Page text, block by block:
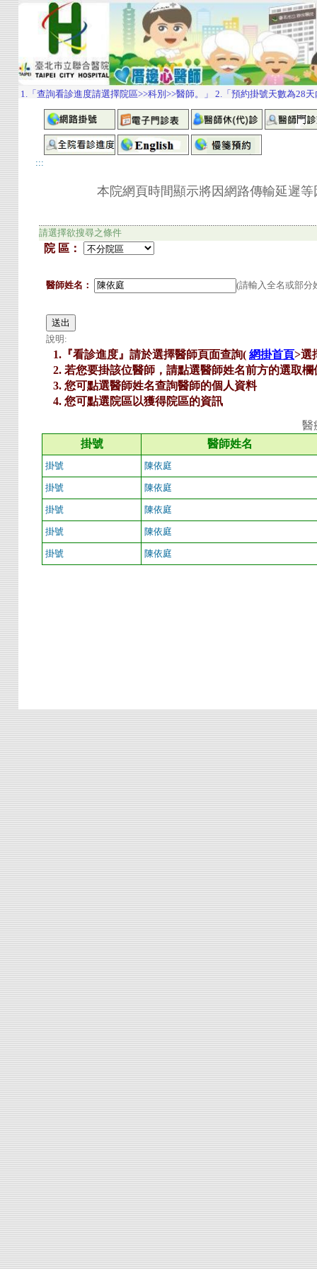
:::
本院網頁時間顯示將因網路傳輸延遲等
請選擇欲搜尋之條件
院 區 ：
醫師姓名： (請輸入全名或部分
說明:
1.『看診進度』請於選擇醫師頁面查詢( 網掛首頁>選
2. 若您要掛該位醫師，請點選醫師姓名前方的選取欄
3. 您可點選醫師姓名查詢醫師的個人資料
4. 您可點選院區以獲得院區的資訊
醫
掛號
醫師姓名
掛號 陳依庭
掛號 陳依庭
掛號 陳依庭
掛號 陳依庭
掛號 陳依庭